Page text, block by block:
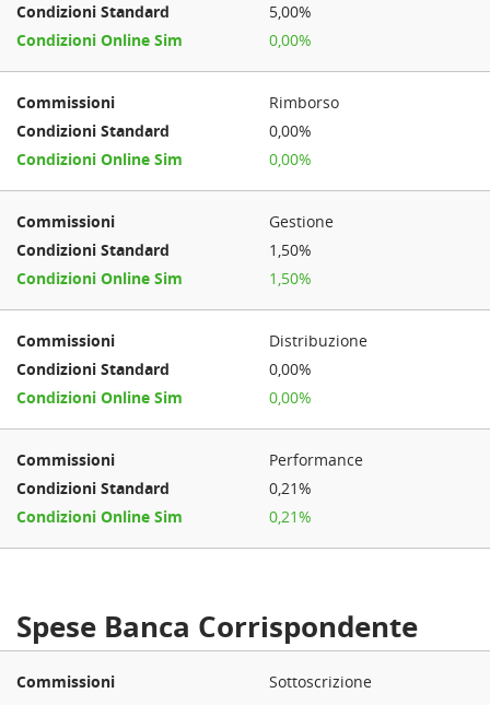
5,00%
0,00%
Rimborso
0,00%
0,00%
Gestione
1,50%
1,50%
Distribuzione
0,00%
0,00%
Performance
0,21%
0,21%
Spese Banca Corrispondente
Sottoscrizione